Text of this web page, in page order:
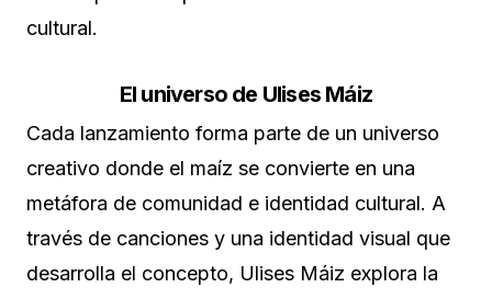
cultural.
El universo de Ulises Máiz
Cada lanzamiento forma parte de un universo
creativo donde el maíz se convierte en una
metáfora de comunidad e identidad cultural. A
través de canciones y una identidad visual que
desarrolla el concepto, Ulises Máiz explora la